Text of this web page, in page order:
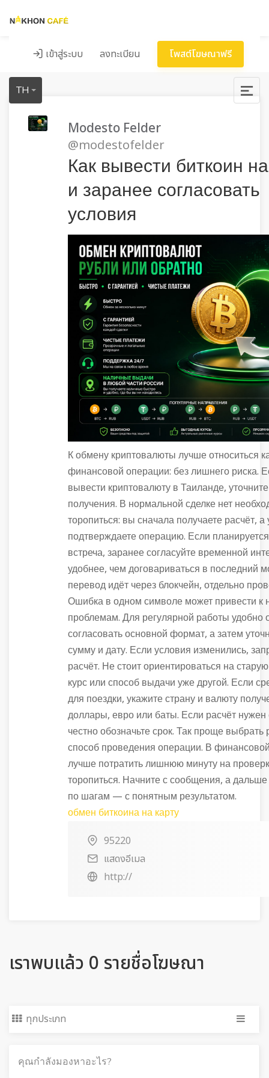
เข้าสู่ระบบ ลงทะเบียน โพสต์โฆษณาฟรี
TH
Modesto Felder
@modestofelder
Как вывести биткоин
и заранее согласовать
условия
К обмену криптовалюты лучше относиться
финансовой операции: без лишнего риска.
вывести криптовалюту в Таиланде,
получения. В нормальной сделке нет
торопиться: вы сначала получаете расчёт,
подтверждаете операцию. Если
встреча, заранее согласуйте временной
удобнее, чем договариваться в последний
перевод идёт через блокчейн, отдельно
Ошибка в одном символе может привести
проблемам. Для регулярной работы удобно
согласовать основной формат, а затем
сумму и дату. Если условия изменились,
расчёт. Не стоит ориентироваться на
курс или способ выдачи уже другой. Если
для поездки, укажите страну и валюту
доллары, евро или баты. Если расчёт нужен
честно обозначьте срок. Так проще
способ проведения операции. В
лучше потратить лишнюю минуту на
торопиться. Начните с сообщения, а дальше
по шагам — с понятным результатом.
обмен биткоина на карту
95220
แสดงอีเมล
http://
เราพบแล้ว 0 รายชื่อโฆษณา
ทุกประเภท